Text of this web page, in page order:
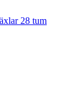
28 tum